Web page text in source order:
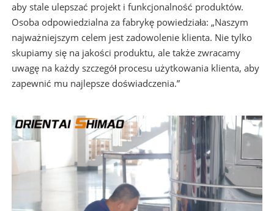
aby stale ulepszać projekt i funkcjonalność produktów.
Osoba odpowiedzialna za fabrykę powiedziała: „Naszym
najważniejszym celem jest zadowolenie klienta. Nie tylko
skupiamy się na jakości produktu, ale także zwracamy
uwagę na każdy szczegół procesu użytkowania klienta, aby
zapewnić mu najlepsze doświadczenia.”